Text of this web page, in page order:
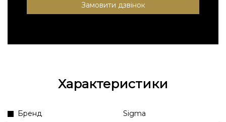
Замовити дзвінок
Характеристики
Бренд Sigma